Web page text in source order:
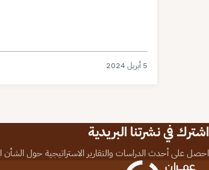
5 أبريل 2024
اشترك في نشرتنا البريدية
احصل على أحدث الدراسات والتقارير الاستراتيجية حول الشأن